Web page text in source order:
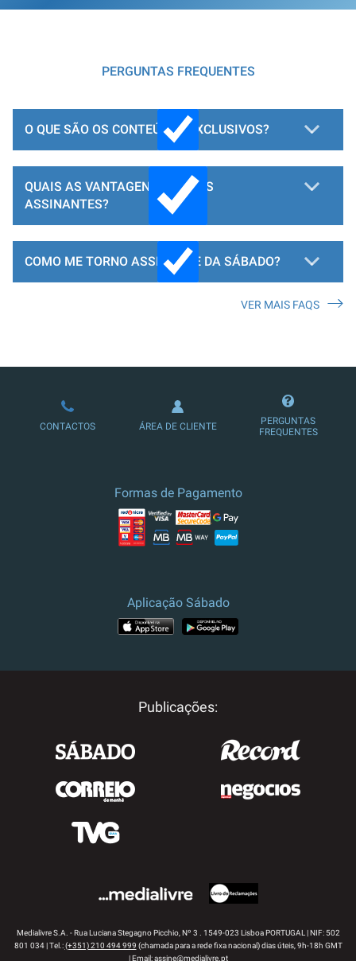
PERGUNTAS FREQUENTES
O QUE SÃO OS CONTEÚDOS EXCLUSIVOS?
QUAIS AS VANTAGENS PARA OS
ASSINANTES?
COMO ME TORNO ASSINANTE DA SÁBADO?
LOJA DE ASSINATURAS
VER MAIS FAQS
CONTACTOS ÁREA DE CLIENTE
PERGUNTAS
FREQUENTES
Formas de Pagamento
Aplicação Sábado
Publicações:
Medialivre S.A. - Rua Luciana Stegagno Picchio, Nº 3 . 1549-023 Lisboa PORTUGAL | NIF: 502
801 034 | Tel.:(+351) 210 494 999 (chamada para a rede fixa nacional) dias úteis, 9h-18h GMT
| Email:assine@medialivre.pt